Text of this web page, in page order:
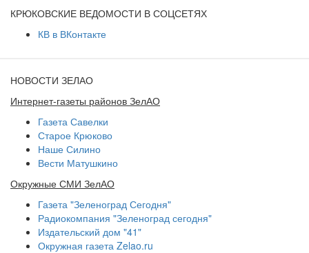
КРЮКОВСКИЕ ВЕДОМОСТИ В СОЦСЕТЯХ
КВ в ВКонтакте
НОВОСТИ ЗЕЛАО
Интернет-газеты районов ЗелАО
Газета Савелки
Старое Крюково
Наше Силино
Вести Матушкино
Окружные СМИ ЗелАО
Газета "Зеленоград Сегодня"
Радиокомпания "Зеленоград сегодня"
Издательский дом "41"
Окружная газета Zelao.ru